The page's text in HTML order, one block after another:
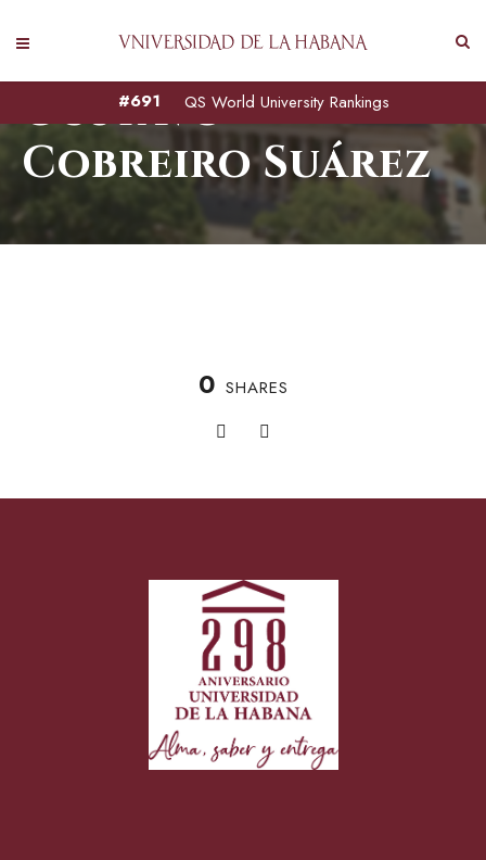
QS World University Rankings
#691
Gustavo
Cobreiro Suárez
0 SHARES